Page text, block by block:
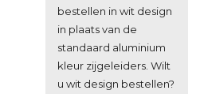
bestellen in wit design
in plaats van de
standaard aluminium
kleur zijgeleiders. Wilt
u wit design bestellen?